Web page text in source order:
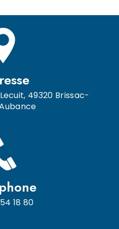
49320 Brissac-
18 80